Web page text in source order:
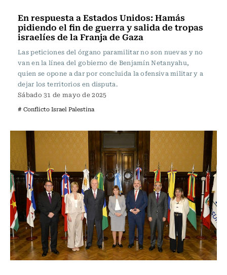
En respuesta a Estados Unidos: Hamás
pidiendo el fin de guerra y salida de tropas
israelíes de la Franja de Gaza
Las peticiones del órgano paramilitar no son nuevas y no
van en la línea del gobierno de Benjamín Netanyahu,
quien se opone a dar por concluida la ofensiva militar y a
dejar los territorios en disputa.
Sábado 31 de mayo de 2025
# Conflicto Israel Palestina